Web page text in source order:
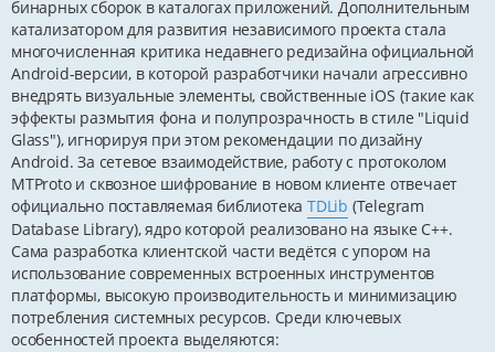
бинарных сборок в каталогах приложений. Дополнительным
катализатором для развития независимого проекта стала
многочисленная критика недавнего редизайна официальной
Android-версии, в которой разработчики начали агрессивно
внедрять визуальные элементы, свойственные iOS (такие как
эффекты размытия фона и полупрозрачность в стиле "Liquid
Glass"), игнорируя при этом рекомендации по дизайну
Android. За сетевое взаимодействие, работу с протоколом
MTProto и сквозное шифрование в новом клиенте отвечает
официально поставляемая библиотекаTDLib (Telegram
Database Library), ядро которой реализовано на языке C++.
Сама разработка клиентской части ведётся с упором на
использование современных встроенных инструментов
платформы, высокую производительность и минимизацию
потребления системных ресурсов. Среди ключевых
особенностей проекта выделяются: